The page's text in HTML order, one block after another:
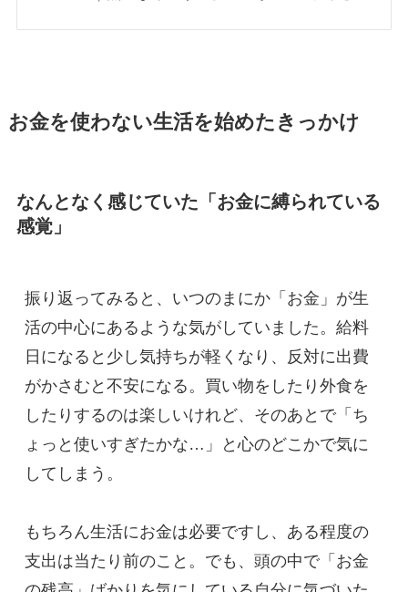
お金を使わない生活を始めたきっかけ
なんとなく感じていた「お金に縛られている
感覚」
振り返ってみると、いつのまにか「お金」が生
活の中心にあるような気がしていました。給料
日になると少し気持ちが軽くなり、反対に出費
がかさむと不安になる。買い物をしたり外食を
したりするのは楽しいけれど、そのあとで「ち
ょっと使いすぎたかな…」と心のどこかで気に
してしまう。
もちろん生活にお金は必要ですし、ある程度の
支出は当たり前のこと。でも、頭の中で「お金